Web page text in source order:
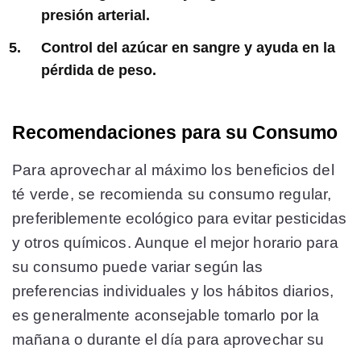
presión arterial​ ​.
Control del azúcar en sangre y ayuda en la
pérdida de peso​​.
Recomendaciones para su Consumo
Para aprovechar al máximo los beneficios del
té verde, se recomienda su consumo regular,
preferiblemente ecológico para evitar pesticidas
y otros químicos. Aunque el mejor horario para
su consumo puede variar según las
preferencias individuales y los hábitos diarios,
es generalmente aconsejable tomarlo por la
mañana o durante el día para aprovechar su